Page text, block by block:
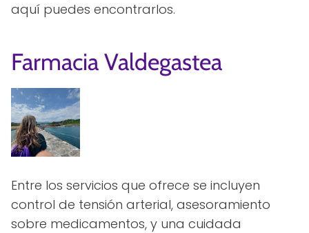
aquí puedes encontrarlos.
Farmacia Valdegastea
Entre los servicios que ofrece se incluyen
control de tensión arterial, asesoramiento
sobre medicamentos, y una cuidada